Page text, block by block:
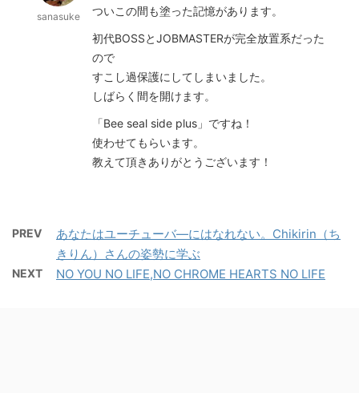
sanasuke
ついこの間も塗った記憶があります。
初代BOSSとJOBMASTERが完全放置系だった
ので
すこし過保護にしてしまいました。
しばらく間を開けます。
「Bee seal side plus」ですね！
使わせてもらいます。
教えて頂きありがとうございます！
PREV
あなたはユーチューバ―にはなれない。Chikirin（ち
きりん）さんの姿勢に学ぶ
NEXT NO YOU NO LIFE,NO CHROME HEARTS NO LIFE